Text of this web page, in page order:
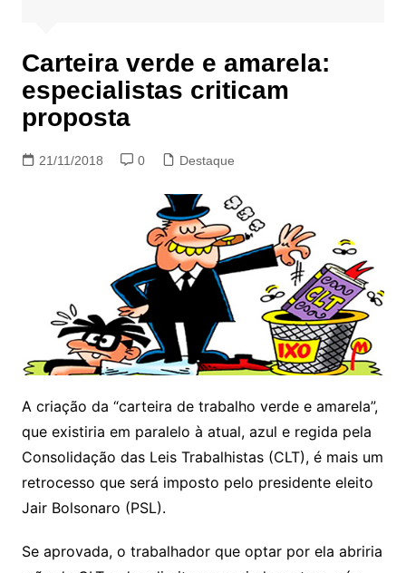
Carteira verde e amarela:
especialistas criticam
proposta
21/11/2018 0 Destaque
A criação da “carteira de trabalho verde e amarela”,
que existiria em paralelo à atual, azul e regida pela
Consolidação das Leis Trabalhistas (CLT), é mais um
retrocesso que será imposto pelo presidente eleito
Jair Bolsonaro (PSL).
Se aprovada, o trabalhador que optar por ela abriria